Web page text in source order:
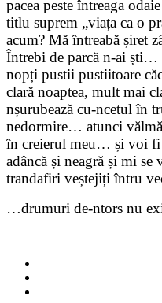
pacea peste întreaga
titlu suprem „viața ca o
acum? Mă întreabă șiret
Întrebi de parcă n-ai ști…
nopți pustii pustiitoare
clară noaptea, mult mai
nșurubează cu-ncetul în
nedormire… atunci
în creierul meu… și voi fi
adâncă și neagră și mi se
trandafiri veștejiți întru
…drumuri de-ntors nu